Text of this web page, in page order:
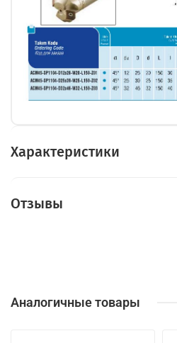
Характеристики
Отзывы
Аналогичные товары